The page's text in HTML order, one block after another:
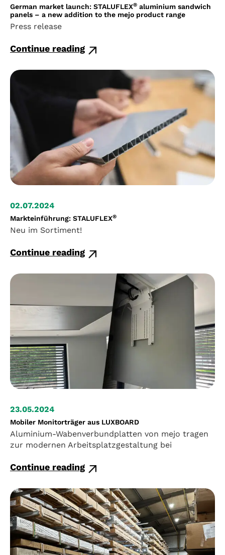
German market launch: STALUFLEX® aluminium sandwich
panels – a new addition to the mejo product range
Press release
Continue reading
02.07.2024
Markteinführung: STALUFLEX®
Neu im Sortiment!
Continue reading
23.05.2024
Mobiler Monitorträger aus LUXBOARD
Aluminium-Wabenverbundplatten von mejo tragen
zur modernen Arbeitsplatzgestaltung bei
Continue reading